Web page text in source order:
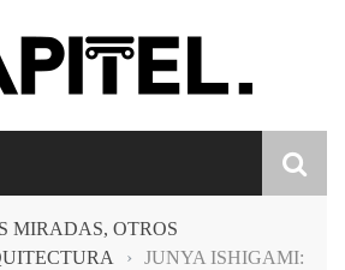
MIRADAS, OTROS
›
JUNYA ISHIGAMI: